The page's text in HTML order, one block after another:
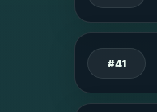
#41